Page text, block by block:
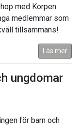
med Korpen
medlemmar som
tillsammans!
Läs mer
ungdomar
för barn och